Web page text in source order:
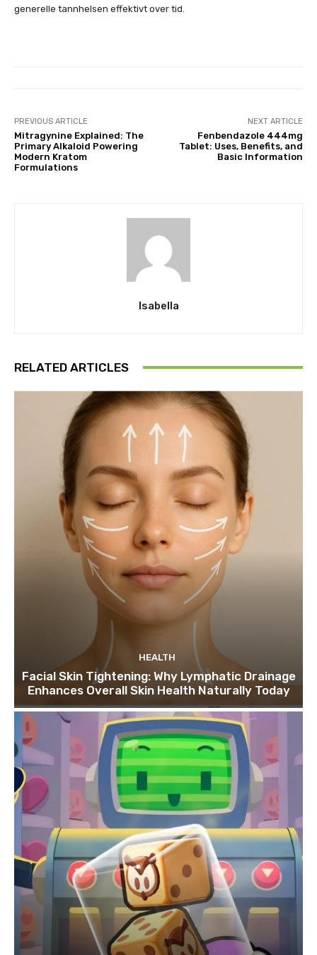
generelle tannhelsen effektivt over tid.
PREVIOUS ARTICLE
Mitragynine Explained: The
Primary Alkaloid Powering
Modern Kratom
Formulations
NEXT ARTICLE
Fenbendazole 444mg
Tablet: Uses, Benefits, and
Basic Information
Isabella
RELATED ARTICLES
HEALTH
Facial Skin Tightening: Why Lymphatic Drainage
Enhances Overall Skin Health Naturally Today